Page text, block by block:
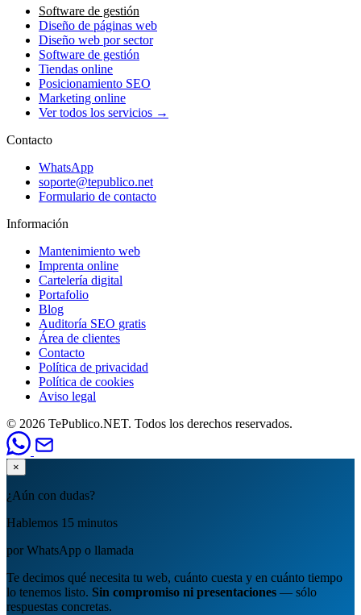
Software de gestión
Diseño de páginas web
Diseño web por sector
Software de gestión
Tiendas online
Posicionamiento SEO
Marketing online
Ver todos los servicios →
Contacto
WhatsApp
soporte@tepublico.net
Formulario de contacto
Información
Mantenimiento web
Imprenta online
Cartelería digital
Portafolio
Blog
Auditoría SEO gratis
Área de clientes
Contacto
Política de privacidad
Política de cookies
Aviso legal
© 2026 TePublico.NET. Todos los derechos reservados.
×
¿Aún con dudas?
Hablemos 15 minutos
por WhatsApp o llamada
Te decimos qué necesita tu web, cuánto cuesta y en cuánto tiempo
lo tenemos listo. Sin compromiso ni presentaciones — sólo
respuestas concretas.